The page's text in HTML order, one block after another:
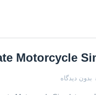
بدون دیدگاه